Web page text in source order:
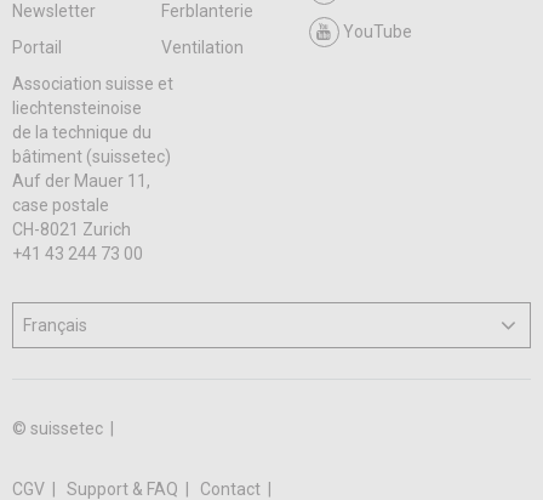
Newsletter
Ferblanterie
Portail
Ventilation
YouTube
Association suisse et
liechtensteinoise
de la technique du
bâtiment (suissetec)
Auf der Mauer 11,
case postale
CH-8021 Zurich
+41 43 244 73 00
© suissetec |
CGV Support & FAQ Contact